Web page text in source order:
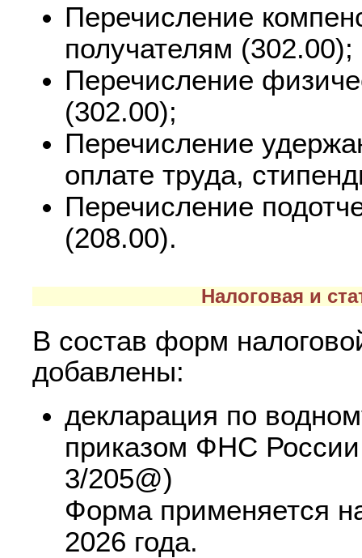
Перечисление
получателям (302.00);
Перечисление
(302.00);
Перечисление
оплате труда,
Перечисление
(208.00).
Налоговая и
В состав форм
добавлены:
декларация по
приказом ФНС
3/205@)
Форма применяется
2026 года.